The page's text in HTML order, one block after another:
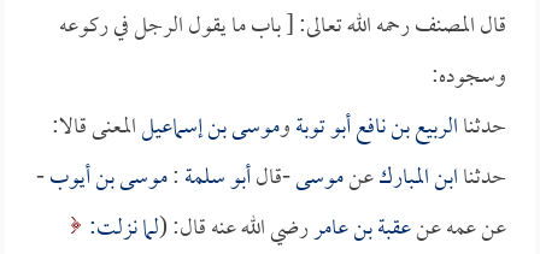
قال المصنف رحمه الله تعالى: [ باب ما يقول الرجل في ركوعه
وسجوده:
حدثناالربيع بن نافع أبو توبةوموسى بن إسماعيلالمعنى قالا:
حدثناابن المباركعنموسى-قالأبو سلمة:موسى بن أيوب-
عن عمه عنعقبة بن عامررضي الله عنه قال: (لما نزلت: